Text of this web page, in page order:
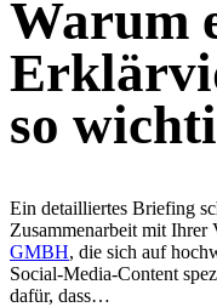
Warum
so
Ein detailliertes Briefing
Zusammenarbeit mit Ihrer
GMBH, die sich auf
Social-Media-Content
dafür, dass…